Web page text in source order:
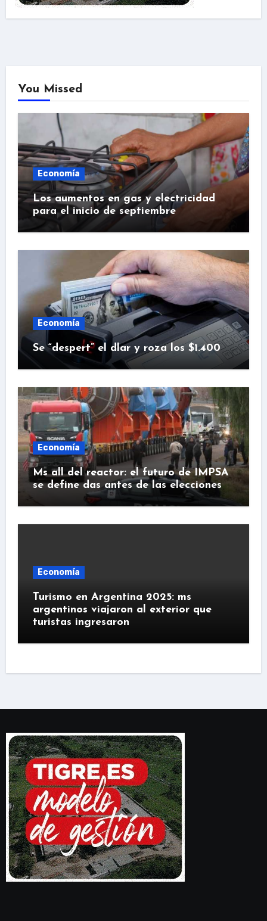
You Missed
Economía
Los aumentos en gas y electricidad
para el inicio de septiembre
Economía
Se “despert” el dlar y roza los $1.400
Economía
Ms all del reactor: el futuro de IMPSA
se define das antes de las elecciones
Economía
Turismo en Argentina 2025: ms
argentinos viajaron al exterior que
turistas ingresaron